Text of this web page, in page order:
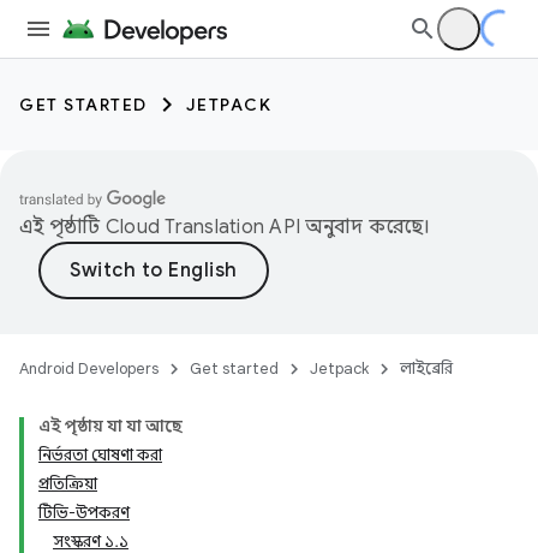
GET STARTED JETPACK
এই পৃষ্ঠাটি Cloud Translation API অনুবাদ করেছে।
Android Developers Get started Jetpack লাইব্রেরি
এই পৃষ্ঠায় যা যা আছে
নির্ভরতা ঘোষণা করা
প্রতিক্রিয়া
টিভি-উপকরণ
সংস্করণ ১.১